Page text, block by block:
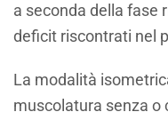
a seconda della fase
deficit riscontrati nel
La modalità
muscolatura senza o